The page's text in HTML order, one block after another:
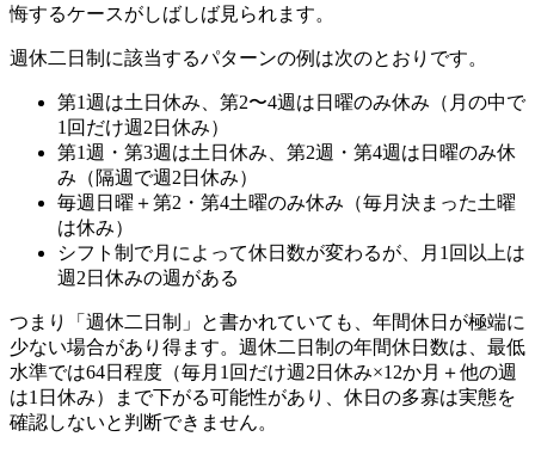
悔するケースがしばしば見られます。
週休二日制に該当するパターンの例は次のとおりです。
第1週は土日休み、第2〜4週は日曜のみ休み（月の中で
1回だけ週2日休み）
第1週・第3週は土日休み、第2週・第4週は日曜のみ休
み（隔週で週2日休み）
毎週日曜＋第2・第4土曜のみ休み（毎月決まった土曜
は休み）
シフト制で月によって休日数が変わるが、月1回以上は
週2日休みの週がある
つまり「週休二日制」と書かれていても、年間休日が極端に
少ない場合があり得ます。週休二日制の年間休日数は、最低
水準では64日程度（毎月1回だけ週2日休み×12か月＋他の週
は1日休み）まで下がる可能性があり、休日の多寡は実態を
確認しないと判断できません。